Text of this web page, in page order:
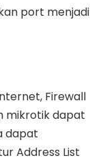
port menjadi
Firewall
mikrotik dapat
dapat
Address List